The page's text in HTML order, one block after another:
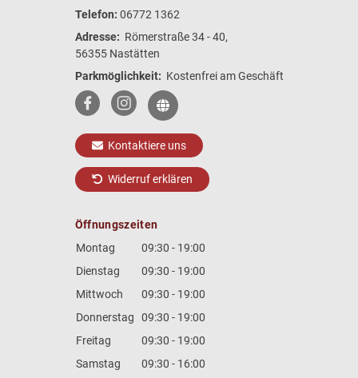
Telefon: 06772 1362
Adresse: Römerstraße 34 - 40,
56355 Nastätten
Parkmöglichkeit: Kostenfrei am Geschäft
Kontaktiere uns
Widerruf erklären
Öffnungszeiten
Montag
09:30 - 19:00
Dienstag
09:30 - 19:00
Mittwoch
09:30 - 19:00
Donnerstag
09:30 - 19:00
Freitag
09:30 - 19:00
Samstag
09:30 - 16:00